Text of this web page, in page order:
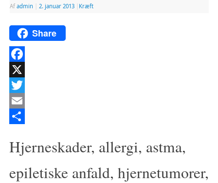
Af admin 2. januar 2013 Kræft
Share
Facebook
X
Twitter
Email
Hjerneskader, allergi, astma,
epiletiske anfald, hjernetumorer,